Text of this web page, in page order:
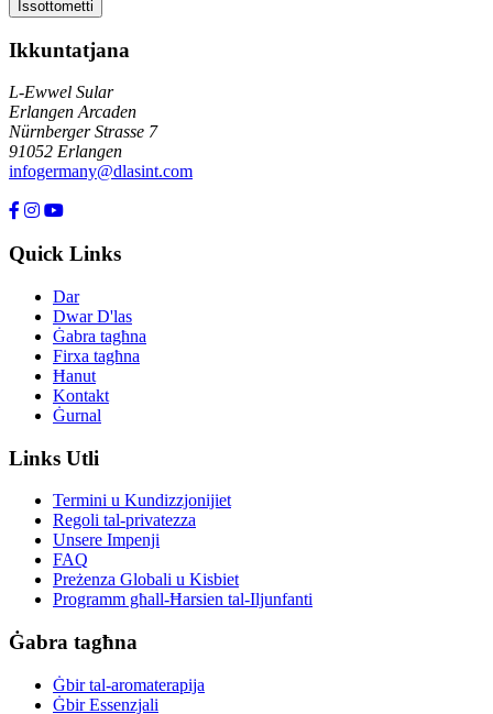
Ikkuntatjana
L-Ewwel Sular
Erlangen Arcaden
Nürnberger Strasse 7
91052 Erlangen
infogermany@dlasint.com
Quick Links
Dar
Dwar D'las
Ġabra tagħna
Firxa tagħna
Ħanut
Kontakt
Ġurnal
Links Utli
Termini u Kundizzjonijiet
Regoli tal-privatezza
Unsere Impenji
FAQ
Preżenza Globali u Kisbiet
Programm għall-Ħarsien tal-Iljunfanti
Ġabra tagħna
Ġbir tal-aromaterapija
Ġbir Essenzjali